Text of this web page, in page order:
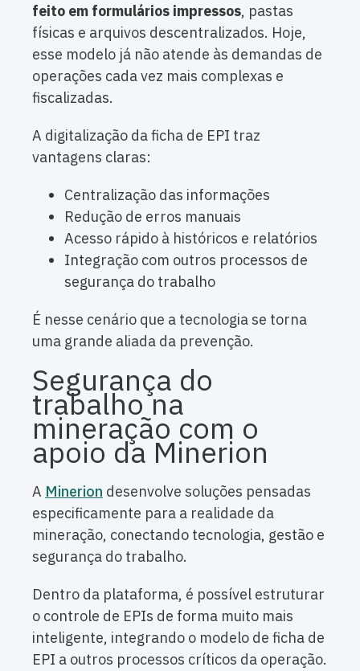
feito em formulários impressos, pastas
físicas e arquivos descentralizados. Hoje,
esse modelo já não atende às demandas de
operações cada vez mais complexas e
fiscalizadas.
A digitalização da ficha de EPI traz
vantagens claras:
Centralização das informações
Redução de erros manuais
Acesso rápido à históricos e relatórios
Integração com outros processos de
segurança do trabalho
É nesse cenário que a tecnologia se torna
uma grande aliada da prevenção.
Segurança do
trabalho na
mineração com o
apoio da Minerion
A Minerion desenvolve soluções pensadas
especificamente para a realidade da
mineração, conectando tecnologia, gestão e
segurança do trabalho.
Dentro da plataforma, é possível estruturar
o controle de EPIs de forma muito mais
inteligente, integrando o modelo de ficha de
EPI a outros processos críticos da operação.